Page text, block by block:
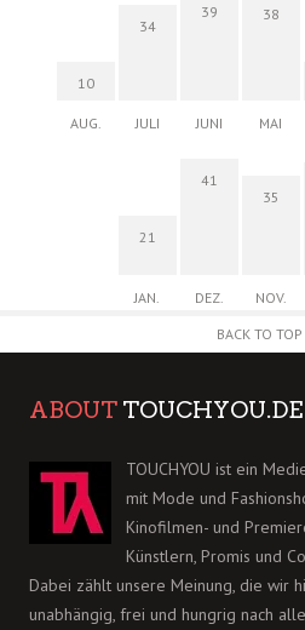
10
AUG.
34
JULI
39
JUNI
38
MAI
21
JAN.
41
DEZ.
35
NOV.
BACK TO TOP
ABOUT TOUCHYOU.DE
TOUCHYOU ist ein
mit Mode und
Kinofilmen- und
Künstlern, Promis und
Dabei zählt unsere Meinung, die wir
unabhängig, frei und hungrig nach